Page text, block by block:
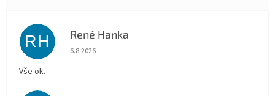
RH René Hanka
Hodnocení obchodu je 5 z 5 hvězdiček.
6.8.2026
Vše ok.